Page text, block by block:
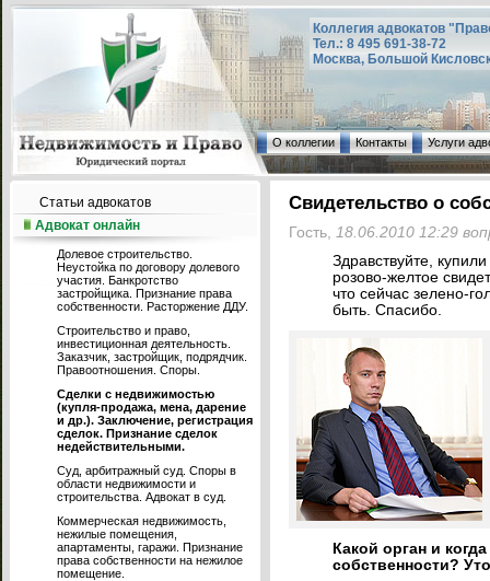
Коллегия адвокатов
Тел.: 8 495 691-38-72
Москва, Большой
О коллегии Контакты Услуги
Статьи адвокатов
Адвокат онлайн
Долевое строительство.
Неустойка по договору долевого
участия. Банкротство
застройщика. Признание права
собственности. Расторжение ДДУ.
Строительство и право,
инвестиционная деятельность.
Заказчик, застройщик, подрядчик.
Правоотношения. Споры.
Сделки с недвижимостью
(купля-продажа, мена, дарение
и др.). Заключение, регистрация
сделок. Признание сделок
недействительными.
Суд, арбитражный суд. Споры в
области недвижимости и
строительства. Адвокат в суд.
Коммерческая недвижимость,
нежилые помещения,
апартаменты, гаражи. Признание
права собственности на нежилое
помещение.
Свидетельство о
Гость, 18.06.2010 12:29
Здравствуйте,
розово-желтое
что сейчас зелено-
быть. Спасибо.
Какой орган и
собственности?